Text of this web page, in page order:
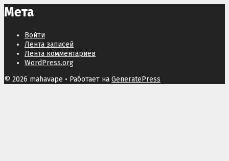
Мета
Войти
Лента записей
Лента комментариев
WordPress.org
© 2026 mahavape • Работает на GeneratePress